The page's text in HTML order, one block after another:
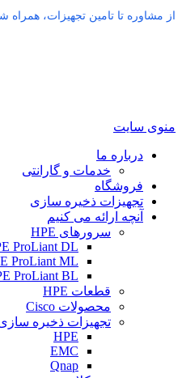
از مشاوره تا تامین تجهیزات، همراه
منوی سایت
درباره ما
خدمات و گارانتی
فروشگاه
تجهیزات ذخیره سازی
آنچه ارائه می کنیم
سرورهای HPE
ProLiant DL
ProLiant ML
ProLiant BL
قطعات HPE
محصولات Cisco
تجهیزات ذخیره
HPE
EMC
Qnap